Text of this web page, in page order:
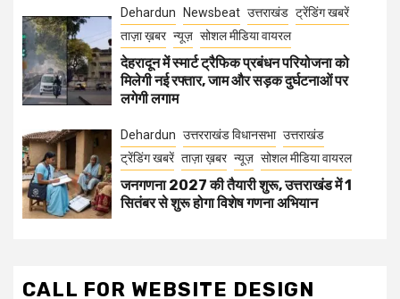
Dehardun Newsbeat उत्तराखंड ट्रेंडिंग खबरें
ताज़ा ख़बर न्यूज़ सोशल मीडिया वायरल
देहरादून में स्मार्ट ट्रैफिक प्रबंधन परियोजना को
मिलेगी नई रफ्तार, जाम और सड़क दुर्घटनाओं पर
लगेगी लगाम
Dehardun उत्तरराखंड विधानसभा उत्तराखंड
ट्रेंडिंग खबरें ताज़ा ख़बर न्यूज़ सोशल मीडिया वायरल
जनगणना 2027 की तैयारी शुरू, उत्तराखंड में 1
सितंबर से शुरू होगा विशेष गणना अभियान
CALL FOR WEBSITE DESIGN